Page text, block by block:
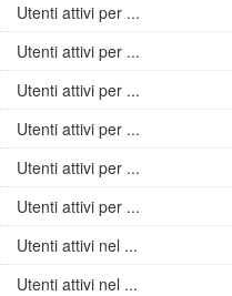
Utenti attivi per ...
Utenti attivi per ...
Utenti attivi per ...
Utenti attivi per ...
Utenti attivi per ...
Utenti attivi per ...
Utenti attivi nel ...
Utenti attivi nel ...